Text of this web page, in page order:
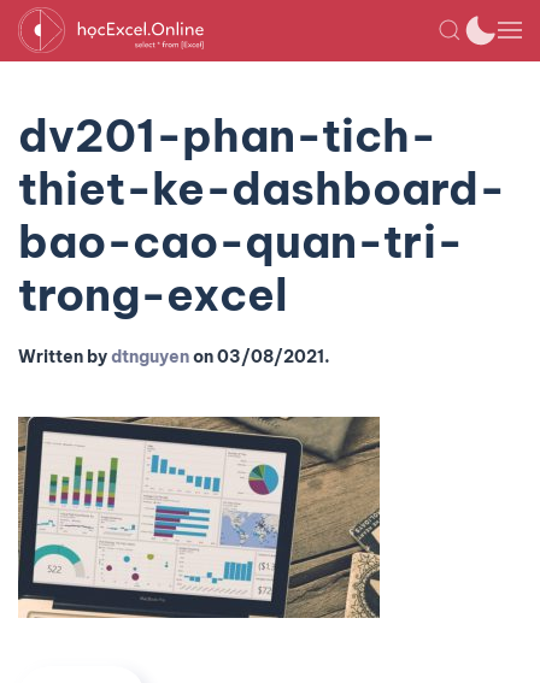
dv201-phan-tich-
thiet-ke-dashboard-
bao-cao-quan-tri-
trong-excel
Written bydtnguyenon03/08/2021.